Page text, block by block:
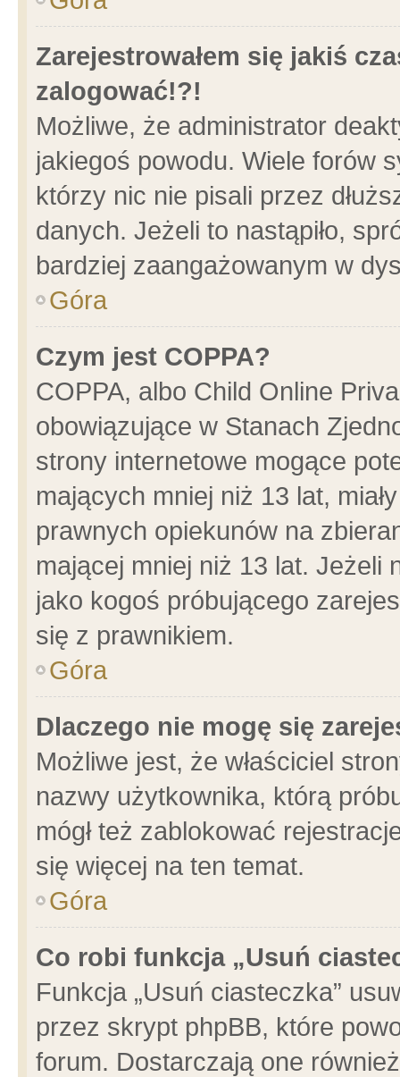
Zarejestrowałem się jakiś
zalogować!?!
Możliwe, że administrator
jakiegoś powodu. Wiele forów
którzy nic nie pisali przez
danych. Jeżeli to nastąpiło,
bardziej zaangażowanym w
Góra
Czym jest COPPA?
COPPA, albo Child Online
obowiązujące w Stanach
strony internetowe mogące
mających mniej niż 13 lat,
prawnych opiekunów na
mającej mniej niż 13 lat. Jeżeli
jako kogoś próbującego
się z prawnikiem.
Góra
Dlaczego nie mogę się
Możliwe jest, że właściciel
nazwy użytkownika, którą
mógł też zablokować
się więcej na ten temat.
Góra
Co robi funkcja „Usuń
Funkcja „Usuń ciasteczka”
przez skrypt phpBB, które
forum. Dostarczają one